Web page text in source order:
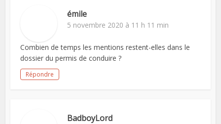
émile
5 novembre 2020 à 11 h 11 min
Combien de temps les mentions restent-elles dans le
dossier du permis de conduire ?
Répondre
BadboyLord